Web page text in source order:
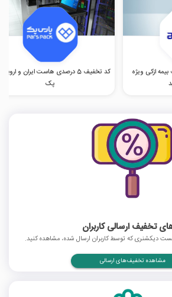
بیمه ازکی ویژه
کد تخفیف 5 درصدی هاست ایران و
پک
تخفیف ارسالی کاربران
دیکشنری که توسط کاربران ارسال شده، مشاهده کنید.
مشاهده تخفیف‌های ارسالی